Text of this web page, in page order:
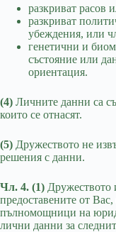
разкриват расов
разкриват
убеждения, или
генетични и
състояние или
ориентация.
(4) Личните данни са
които се отнасят.
(5) Дружеството не
решения с данни.
Чл. 4. (1) Дружеството
предоставените от
пълномощници на
лични данни за